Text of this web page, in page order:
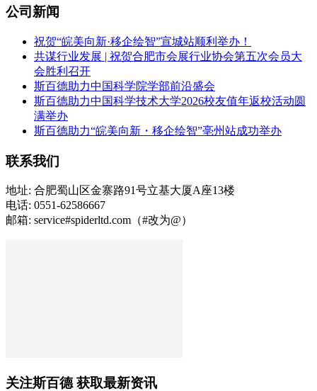
公司新闻
祝贺“皖美向新·移企绘智”宣城站顺利举办！
共谋行业发展 | 祝贺合肥市会展行业协会第五次会员大
会胜利召开
斯百德助力中国科学院学部前沿盛会
斯百德助力中国科学技术大学2026校友值年返校活动圆
满举办
斯百德助力“皖美向新・移企绘智”亳州站成功举办
联系我们
地址: 合肥蜀山区金寨路91号立基大厦A座13楼
电话: 0551-62586667
邮箱: service#spiderltd.com（#改为@）
关注斯百德 获取最新资讯